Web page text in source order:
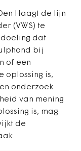
Haagt de lijn
(VWS) te
dat
bij
of een
oplossing is,
onderzoek
van mening
is, mag
de